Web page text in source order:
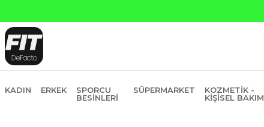
KADIN ERKEK
SPORCU
BESINLERI
SÜPERMARKET
KOZMETIK -
KIŞISEL BAKIM